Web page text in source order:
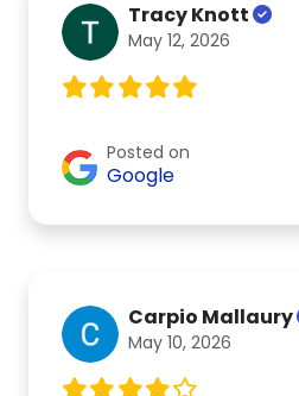
Tracy Knott
May 12, 2026
Posted on
Google
Carpio Mallaury
May 10, 2026